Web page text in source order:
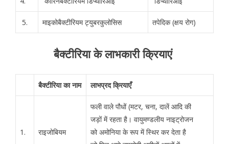
5. माइकोबैक्टीरियम ट्युबरकुलोसिस तपेदिक (क्षय रोग)
बैक्टीरिया के लाभकारी क्रियाएं
बैक्टीरिया का नाम लाभप्रद क्रियाएँ
1. राइजोबियम
फली वाले पौधों (मटर, चना, दालें आदि की
जड़ों में रहता है। वायुमण्डलीय नाइट्रोजन
को अमोनिया के रूप में स्थिर कर देता है